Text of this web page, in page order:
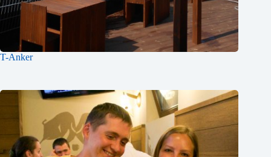
T-Anker